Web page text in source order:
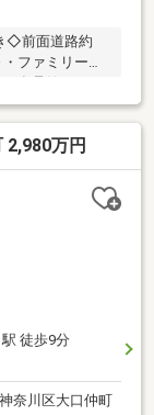
◇前面道路約
ファミリーマ
クリエイトエ
１４分）・横
横浜市立仲尾
2,980万円
駅 徒歩9分
奈川区大口仲町